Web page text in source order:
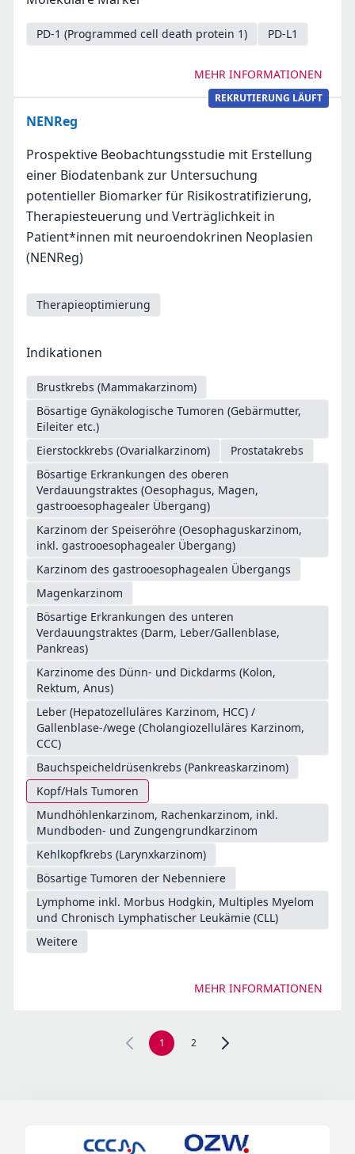
PD-1 (Programmed cell death protein 1) PD-L1
MEHR INFORMATIONEN
REKRUTIERUNG LÄUFT
NENReg
Prospektive Beobachtungsstudie mit Erstellung
einer Biodatenbank zur Untersuchung
potentieller Biomarker für Risikostratifizierung,
Therapiesteuerung und Verträglichkeit in
Patient*innen mit neuroendokrinen Neoplasien
(NENReg)
Therapieoptimierung
Indikationen
Brustkrebs (Mammakarzinom)
Bösartige Gynäkologische Tumoren (Gebärmutter,
Eileiter etc.)
Eierstockkrebs (Ovarialkarzinom)
Prostatakrebs
Bösartige Erkrankungen des oberen
Verdauungstraktes (Oesophagus, Magen,
gastrooesophagealer Übergang)
Karzinom der Speiseröhre (Oesophaguskarzinom,
inkl. gastrooesophagealer Übergang)
Karzinom des gastrooesophagealen Übergangs
Magenkarzinom
Bösartige Erkrankungen des unteren
Verdauungstraktes (Darm, Leber/Gallenblase,
Pankreas)
Karzinome des Dünn- und Dickdarms (Kolon,
Rektum, Anus)
Leber (Hepatozelluläres Karzinom, HCC) /
Gallenblase-/wege (Cholangiozelluläres Karzinom,
CCC)
Bauchspeicheldrüsenkrebs (Pankreaskarzinom)
Kopf/Hals Tumoren
Mundhöhlenkarzinom, Rachenkarzinom, inkl.
Mundboden- und Zungengrundkarzinom
Kehlkopfkrebs (Larynxkarzinom)
Bösartige Tumoren der Nebenniere
Lymphome inkl. Morbus Hodgkin, Multiples Myelom
und Chronisch Lymphatischer Leukämie (CLL)
Weitere
MEHR INFORMATIONEN
1 2 Zur nächsten Seite, Seite 2